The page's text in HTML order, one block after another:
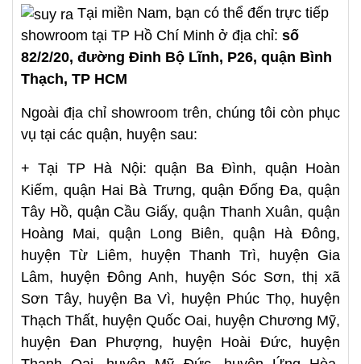
Tại miền Nam, bạn có thể đến trực tiếp
showroom tại TP Hồ Chí Minh ở địa chỉ: số
82/2/20, đường Đinh Bộ Lĩnh, P26, quận Bình
Thạch, TP HCM
Ngoài địa chỉ showroom trên, chúng tôi còn phục
vụ tại các quận, huyện sau:
+ Tại TP Hà Nội: quận Ba Đình, quận Hoàn
Kiếm, quận Hai Bà Trưng, quận Đống Đa, quận
Tây Hồ, quận Cầu Giấy, quận Thanh Xuân, quận
Hoàng Mai, quận Long Biên, quận Hà Đông,
huyện Từ Liêm, huyện Thanh Trì, huyện Gia
Lâm, huyện Đông Anh, huyện Sóc Sơn, thị xã
Sơn Tây, huyện Ba Vì, huyện Phúc Thọ, huyện
Thạch Thất, huyện Quốc Oai, huyện Chương Mỹ,
huyện Đan Phượng, huyện Hoài Đức, huyện